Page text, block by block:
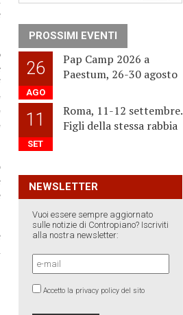
PROSSIMI EVENTI
26
AGO
Pap Camp 2026 a
Paestum, 26-30 agosto
11
SET
Roma, 11-12 settembre.
Figli della stessa rabbia
NEWSLETTER
Vuoi essere sempre aggiornato
sulle notizie di Contropiano? Iscriviti
alla nostra newsletter:
Accetto la privacy policy del sito